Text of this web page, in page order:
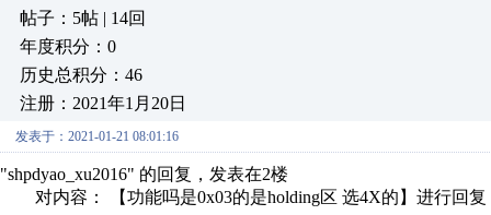
帖子：5帖 | 14回
年度积分：0
历史总积分：46
注册：2021年1月20日
发表于：2021-01-21 08:01:16
"shpdyao_xu2016" 的回复，发表在2楼
对内容： 【功能吗是0x03的是holding区 选4X的】进行回复